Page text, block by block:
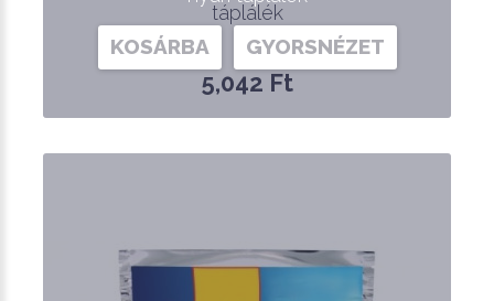
táplálék
5,042 Ft
KOSÁRBA GYORSNÉZET